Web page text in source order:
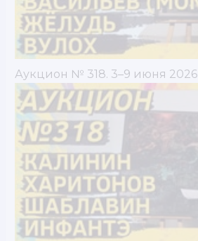
Аукцион № 318. 3–9 июня 2026